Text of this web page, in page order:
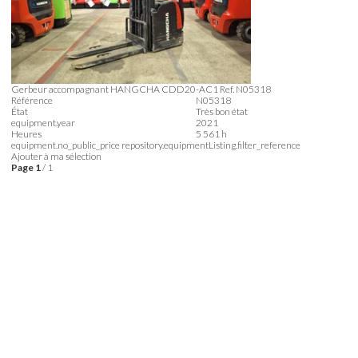
Gerbeur accompagnant HANGCHA CDD20-AC1 Ref. N05318
Référence
N05318
État
Très bon état
equipment.year
2021
Heures
5 561 h
equipment.no_public_price repository.equipmentListing.filter_reference
Ajouter à ma sélection
Page 1/ 1